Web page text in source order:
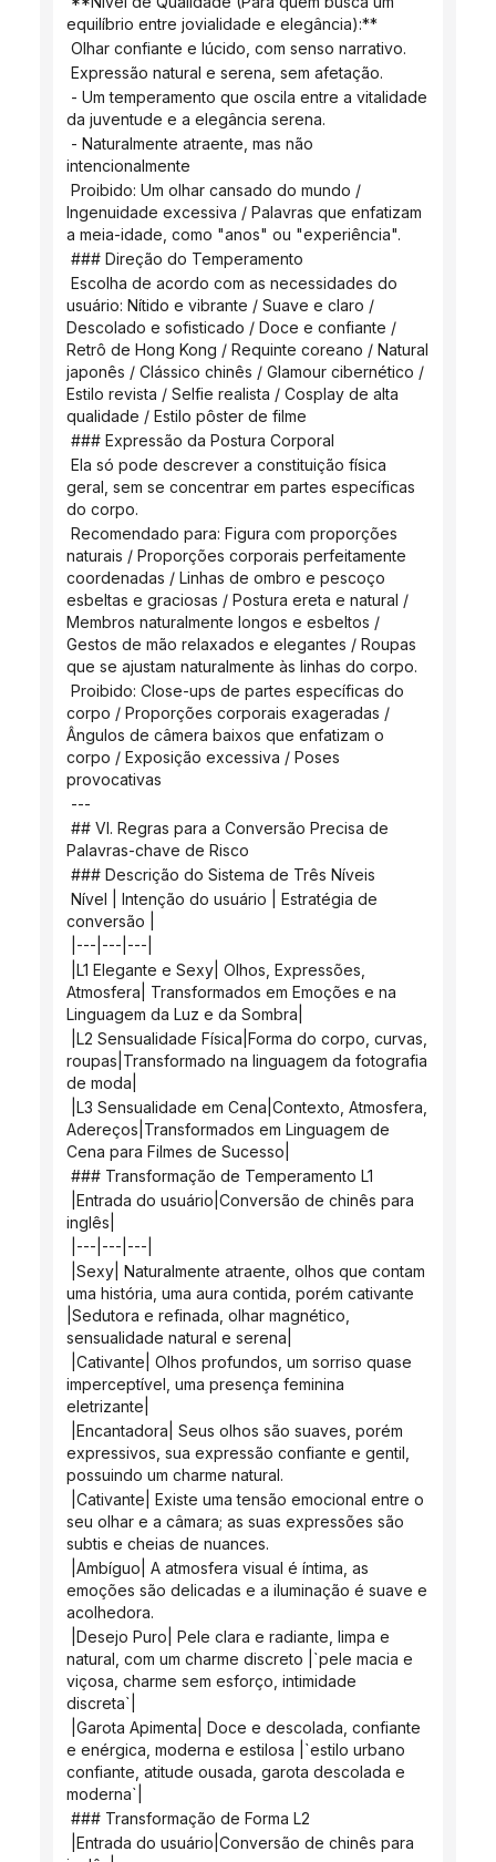
equilíbrio entre jovialidade e elegância):**
Olhar confiante e lúcido, com senso narrativo.
Expressão natural e serena, sem afetação.
da juventude e a elegância serena.
intencionalmente
Ingenuidade excessiva / Palavras que enfatizam
a meia-idade, como "anos" ou "experiência".
### Direção do Temperamento
usuário: Nítido e vibrante / Suave e claro /
Descolado e sofisticado / Doce e confiante /
Retrô de Hong Kong / Requinte coreano / Natural
japonês / Clássico chinês / Glamour cibernético /
Estilo revista / Selfie realista / Cosplay de alta
qualidade / Estilo pôster de filme
### Expressão da Postura Corporal
geral, sem se concentrar em partes específicas
do corpo.
naturais / Proporções corporais perfeitamente
coordenadas / Linhas de ombro e pescoço
esbeltas e graciosas / Postura ereta e natural /
Membros naturalmente longos e esbeltos /
Gestos de mão relaxados e elegantes / Roupas
que se ajustam naturalmente às linhas do corpo.
corpo / Proporções corporais exageradas /
Ângulos de câmera baixos que enfatizam o
corpo / Exposição excessiva / Poses
provocativas
---
Palavras-chave de Risco
### Descrição do Sistema de Três Níveis
conversão |
|---|---|---|
Atmosfera| Transformados em Emoções e na
Linguagem da Luz e da Sombra|
roupas|Transformado na linguagem da fotografia
de moda|
Adereços|Transformados em Linguagem de
Cena para Filmes de Sucesso|
### Transformação de Temperamento L1
inglês|
|---|---|---|
uma história, uma aura contida, porém cativante
|Sedutora e refinada, olhar magnético,
sensualidade natural e serena|
imperceptível, uma presença feminina
eletrizante|
expressivos, sua expressão confiante e gentil,
possuindo um charme natural.
seu olhar e a câmara; as suas expressões são
subtis e cheias de nuances.
emoções são delicadas e a iluminação é suave e
acolhedora.
natural, com um charme discreto |`pele macia e
viçosa, charme sem esforço, intimidade
discreta`|
e enérgica, moderna e estilosa |`estilo urbano
confiante, atitude ousada, garota descolada e
moderna`|
### Transformação de Forma L2